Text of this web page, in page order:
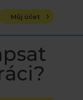
Můj účet